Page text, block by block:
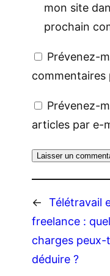
mon site
prochain
Prévenez-
commentaires
Prévenez-
articles par e-
←
Télétravail
freelance :
charges peux-
déduire ?